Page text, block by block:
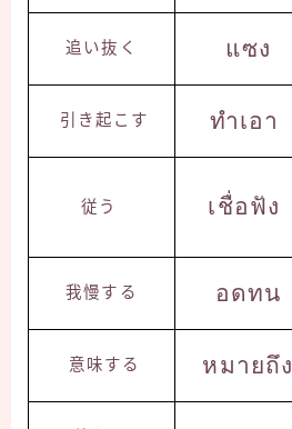
追い抜く แซง
引き起こす ทำเอา
従う เชื่อฟัง
我慢する อดทน
意味する หมายถึง